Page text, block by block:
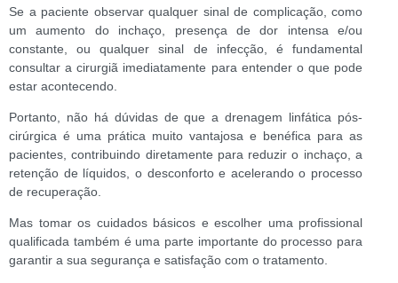
Se a paciente observar qualquer sinal de complicação, como
um aumento do inchaço, presença de dor intensa e/ou
constante, ou qualquer sinal de infecção, é fundamental
consultar a cirurgiã imediatamente para entender o que pode
estar acontecendo.
Portanto, não há dúvidas de que a drenagem linfática pós-
cirúrgica é uma prática muito vantajosa e benéfica para as
pacientes, contribuindo diretamente para reduzir o inchaço, a
retenção de líquidos, o desconforto e acelerando o processo
de recuperação.
Mas tomar os cuidados básicos e escolher uma profissional
qualificada também é uma parte importante do processo para
garantir a sua segurança e satisfação com o tratamento.